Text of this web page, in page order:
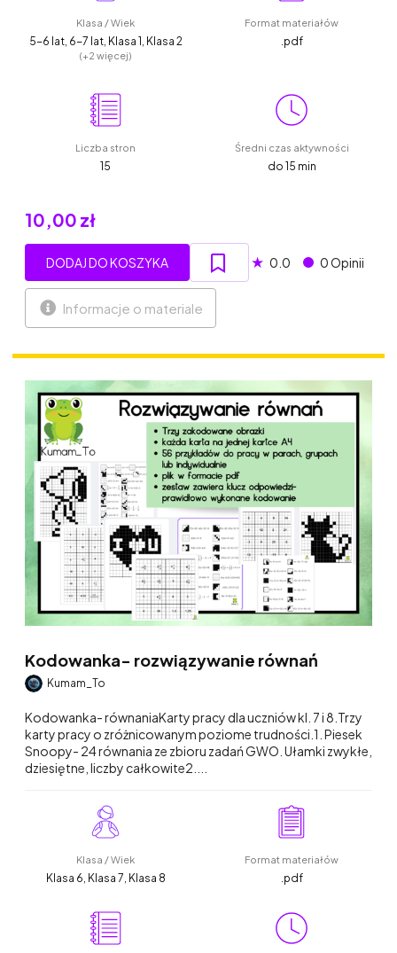
Klasa / Wiek
5-6 lat, 6-7 lat, Klasa 1, Klasa 2
(+2 więcej)
Format materiałów
.pdf
Liczba stron
15
Średni czas aktywności
do 15 min
10,00 zł
DODAJ DO KOSZYKA ★ 0.0 0 Opinii
Informacje o materiale
Kodowanka- rozwiązywanie równań
Kumam_To
Kodowanka- równaniaKarty pracy dla uczniów kl. 7 i 8.Trzy
karty pracy o zróżnicowanym poziome trudności.1. Piesek
Snoopy- 24 równania ze zbioru zadań GWO. Ułamki zwykłe,
dziesiętne, liczby całkowite2....
Klasa / Wiek
Klasa 6, Klasa 7, Klasa 8
Format materiałów
.pdf